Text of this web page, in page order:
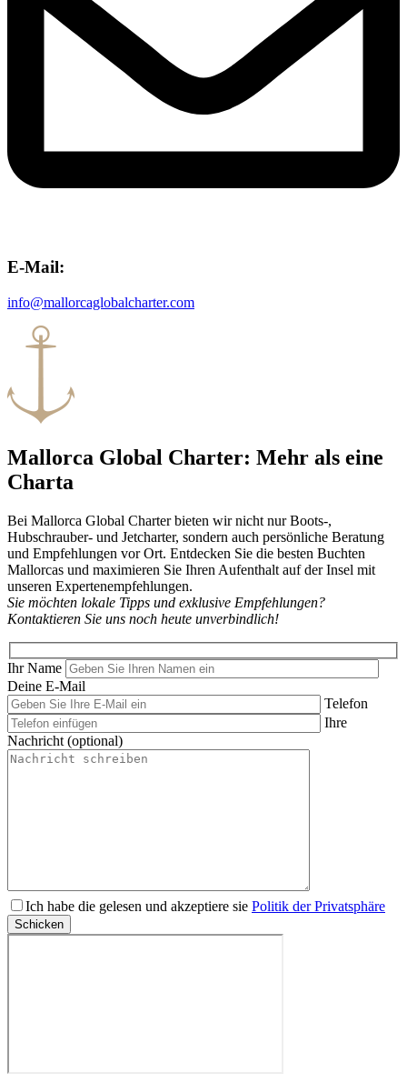
E-Mail:
info@mallorcaglobalcharter.com
Mallorca Global Charter: Mehr als eine
Charta
Bei Mallorca Global Charter bieten wir nicht nur Boots-,
Hubschrauber- und Jetcharter, sondern auch persönliche Beratung
und Empfehlungen vor Ort. Entdecken Sie die besten Buchten
Mallorcas und maximieren Sie Ihren Aufenthalt auf der Insel mit
unseren Expertenempfehlungen.
Sie möchten lokale Tipps und exklusive Empfehlungen?
Kontaktieren Sie uns noch heute unverbindlich!
Ihr Name
Deine E-Mail
Telefon
Ihre
Nachricht (optional)
Bitte
lasse
dieses
Ich habe die gelesen und akzeptiere sie Politik der Privatsphäre
Schicken